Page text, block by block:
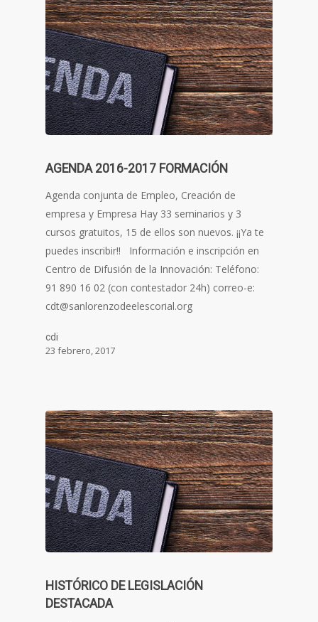
AGENDA 2016-2017 FORMACIÓN
Agenda conjunta de Empleo, Creación de
empresa y Empresa Hay 33 seminarios y 3
cursos gratuitos, 15 de ellos son nuevos. ¡¡Ya te
puedes inscribir!! Información e inscripción en
Centro de Difusión de la Innovación: Teléfono:
91 890 16 02 (con contestador 24h) correo-e:
cdt@sanlorenzodeelescorial.org
cdi
23 febrero, 2017
HISTÓRICO DE LEGISLACIÓN
DESTACADA